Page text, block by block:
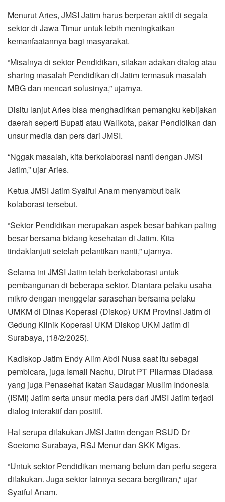
Menurut Aries, JMSI Jatim harus berperan aktif di segala
sektor di Jawa Timur untuk lebih meningkatkan
kemanfaatannya bagi masyarakat.
“Misalnya di sektor Pendidikan, silakan adakan dialog atau
sharing masalah Pendidikan di Jatim termasuk masalah
MBG dan mencari solusinya,” ujarnya.
Disitu lanjut Aries bisa menghadirkan pemangku kebijakan
daerah seperti Bupati atau Walikota, pakar Pendidikan dan
unsur media dan pers dari JMSI.
“Nggak masalah, kita berkolaborasi nanti dengan JMSI
Jatim,” ujar Aries.
Ketua JMSI Jatim Syaiful Anam menyambut baik
kolaborasi tersebut.
“Sektor Pendidikan merupakan aspek besar bahkan paling
besar bersama bidang kesehatan di Jatim. Kita
tindaklanjuti setelah pelantikan nanti,” ujarnya.
Selama ini JMSI Jatim telah berkolaborasi untuk
pembangunan di beberapa sektor. Diantara pelaku usaha
mikro dengan menggelar sarasehan bersama pelaku
UMKM di Dinas Koperasi (Diskop) UKM Provinsi Jatim di
Gedung Klinik Koperasi UKM Diskop UKM Jatim di
Surabaya, (18/2/2025).
Kadiskop Jatim Endy Alim Abdi Nusa saat itu sebagai
pembicara, juga Ismail Nachu, Dirut PT Pilarmas Diadasa
yang juga Penasehat Ikatan Saudagar Muslim Indonesia
(ISMI) Jatim serta unsur media pers dari JMSI Jatim terjadi
dialog interaktif dan positif.
Hal serupa dilakukan JMSI Jatim dengan RSUD Dr
Soetomo Surabaya, RSJ Menur dan SKK Migas.
“Untuk sektor Pendidikan memang belum dan perlu segera
dilakukan. Juga sektor lainnya secara bergiliran,” ujar
Syaiful Anam.